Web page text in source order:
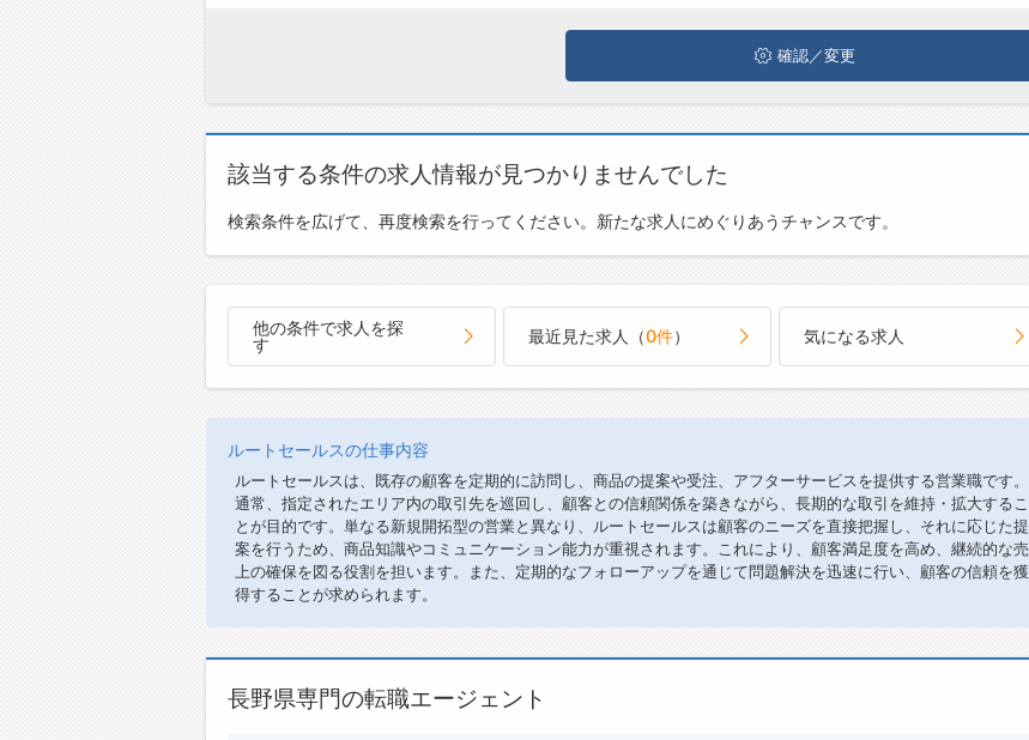
確認／変更
該当する条件の求人情報が見つかりませんでした
検索条件を広げて、再度検索を行ってください。新たな求人にめぐりあうチャンスです。
他の条件で求人を探
す
最近見た求人（0件） 気になる求人
ルートセールスの仕事内容
ルートセールスは、既存の顧客を定期的に訪問し、商品の提案や受注、アフターサービスを提供する営業職です。
通常、指定されたエリア内の取引先を巡回し、顧客との信頼関係を築きながら、長期的な取引を維持・拡大するこ
とが目的です。単なる新規開拓型の営業と異なり、ルートセールスは顧客のニーズを直接把握し、それに応じた提
案を行うため、商品知識やコミュニケーション能力が重視されます。これにより、顧客満足度を高め、継続的な売
上の確保を図る役割を担います。また、定期的なフォローアップを通じて問題解決を迅速に行い、顧客の信頼を獲
得することが求められます。
長野県専門の転職エージェント